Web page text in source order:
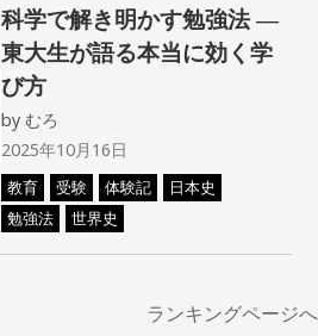
科学で解き明かす勉強法 ―
東大生が語る本当に効く学
び方
byむろ
2025年10月16日
教育 受験 体験記
日本史
勉強法
世界史
ランキングページへ